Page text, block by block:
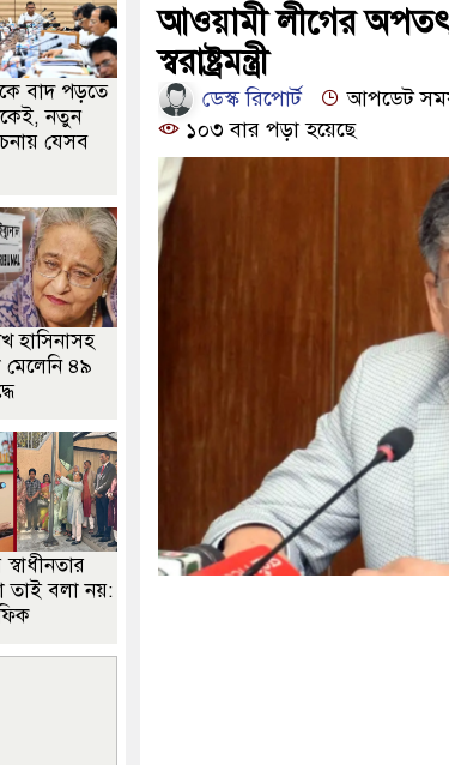
মর/দেহ নাশ’ক’তার পরিকল্পনা করছেন শেখ হাসিনা
আওয়ামী লীগের
স্বরাষ্ট্রমন্ত্রী
ডেস্ক রিপোর্ট
আপডেট
১০৩ বার পড়া হয়েছে
বাদ পড়তে
নতুন
যেসব
হাসিনাসহ
৪৯
তাই বলা নয়: